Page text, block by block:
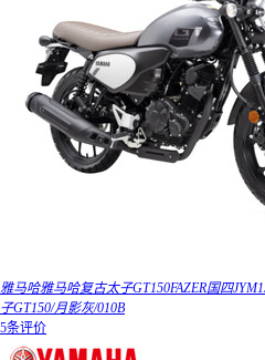
雅马哈雅马哈复古太子GT150FAZER国四
子GT150/月影灰/010B
5条评价